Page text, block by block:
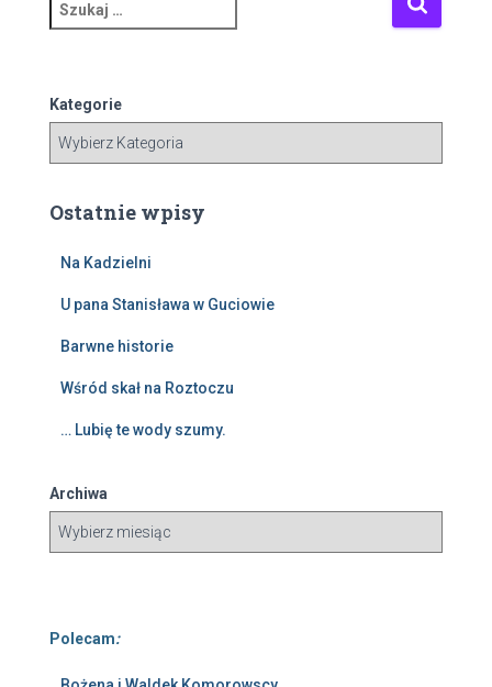
z
a
j
Kategorie
Ostatnie wpisy
Na Kadzielni
U pana Stanisława w Guciowie
Barwne historie
Wśród skał na Roztoczu
… Lubię te wody szumy.
Archiwa
Polecam: